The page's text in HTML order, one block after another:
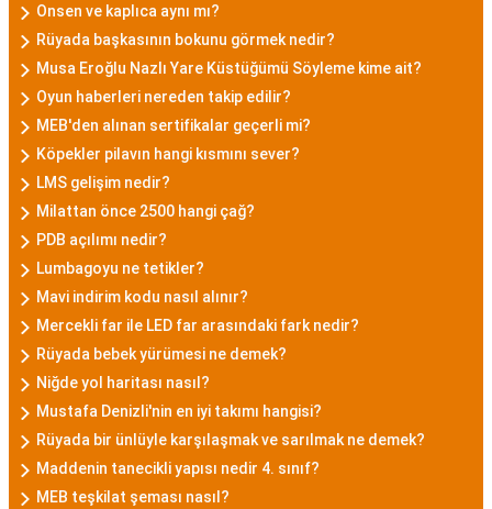
Onsen ve kaplıca aynı mı?
Rüyada başkasının bokunu görmek nedir?
Musa Eroğlu Nazlı Yare Küstüğümü Söyleme kime ait?
Oyun haberleri nereden takip edilir?
MEB'den alınan sertifikalar geçerli mi?
Köpekler pilavın hangi kısmını sever?
LMS gelişim nedir?
Milattan önce 2500 hangi çağ?
PDB açılımı nedir?
Lumbagoyu ne tetikler?
Mavi indirim kodu nasıl alınır?
Mercekli far ile LED far arasındaki fark nedir?
Rüyada bebek yürümesi ne demek?
Niğde yol haritası nasıl?
Mustafa Denizli'nin en iyi takımı hangisi?
Rüyada bir ünlüyle karşılaşmak ve sarılmak ne demek?
Maddenin tanecikli yapısı nedir 4. sınıf?
MEB teşkilat şeması nasıl?